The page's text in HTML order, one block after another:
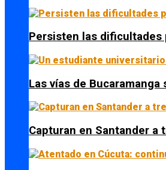
Persisten las dificultades
Las vías de
Capturan en Santander